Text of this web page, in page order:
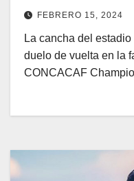
FEBRERO 15, 2024
La cancha del
duelo de vuelta en la
CONCACAF